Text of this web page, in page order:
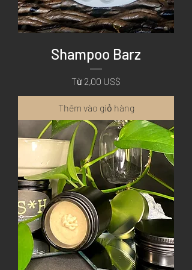
Shampoo Barz
Từ 2,00 US$
Giá bán rẻ
Thêm vào giỏ hàng